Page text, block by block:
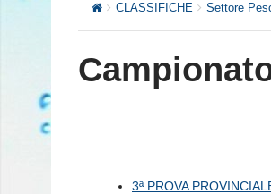
CLASSIFICHE Settore
3ª PROVA